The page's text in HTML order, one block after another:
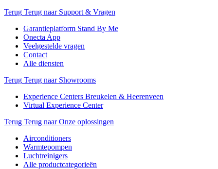
Terug Terug naar Support & Vragen
Garantieplatform Stand By Me
Onecta App
Veelgestelde vragen
Contact
Alle diensten
Terug Terug naar Showrooms
Experience Centers Breukelen & Heerenveen
Virtual Experience Center
Terug Terug naar Onze oplossingen
Airconditioners
Warmtepompen
Luchtreinigers
Alle productcategorieën